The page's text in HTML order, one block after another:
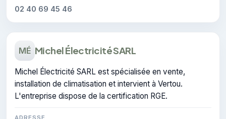
02 40 69 45 46
MÉ Michel Électricité SARL
Michel Électricité SARL est spécialisée en vente,
installation de climatisation et intervient à Vertou.
L'entreprise dispose de la certification RGE.
ADRESSE